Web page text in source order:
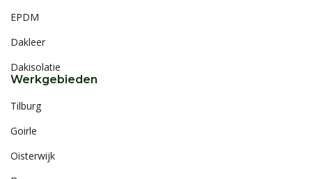
EPDM
Dakleer
Dakisolatie
Werkgebieden
Tilburg
Goirle
Oisterwijk